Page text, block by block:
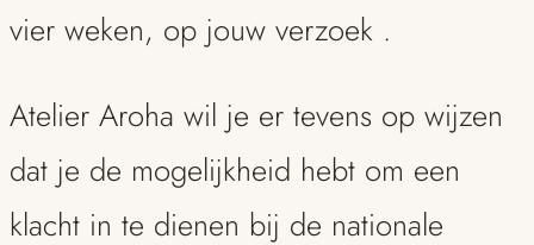
vier weken, op jouw verzoek .
Atelier Aroha wil je er tevens op wijzen
dat je de mogelijkheid hebt om een
klacht in te dienen bij de nationale